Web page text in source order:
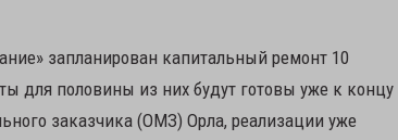
запланирован капитальный ремонт 10
для половины из них будут готовы уже к концу
заказчика (ОМЗ) Орла, реализации уже